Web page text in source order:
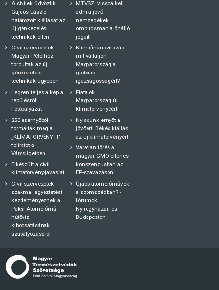
A civilek üdvözlik
Gajdos László
határozott kiállását az
új génkezelési
technikák ellen
Civil szervezetek
Magyar Péterhez
fordultak az új
génkezelési
technikák ügyében
Legyen teljes a kép a
repülésről!
Fotópályázat
250 esernyőből
formálták meg a
„KLÍMATÖRVÉNYT!"
feliratot a
Városligetben
Elkészült a civil
klímatörvény-javaslat
Civil szervezetek
szakmai egyeztetést
kezdeményeznek a
Paksi Atomerőmű
hűtővíz-
kibocsátásának
szabályozásáról
MTVSZ: vissza kell
adni a jövő
nemzedékek
ombudsmanja önálló
jogait!
Klímafinanszírozás:
mit vállaljon
Magyarország a
globális
igazságosságért?
Fiatalok
Magyarország új
klímatörvényéért!
Nyissunk ernyőt a
jövőért! Békés kiállás
az új klímatörvényért
Váratlan törés a
magyar GMO-ellenes
konszenzusban az
EP-szavazáson
Újabb atomerőművek
a szomszédban? -
fórumok
Nyíregyházán és
Budapesten